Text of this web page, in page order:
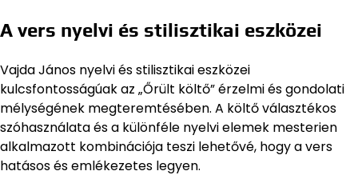
A vers nyelvi és stilisztikai eszközei
Vajda János nyelvi és stilisztikai eszközei
kulcsfontosságúak az „Őrült költő” érzelmi és gondolati
mélységének megteremtésében. A költő választékos
szóhasználata és a különféle nyelvi elemek mesterien
alkalmazott kombinációja teszi lehetővé, hogy a vers
hatásos és emlékezetes legyen.